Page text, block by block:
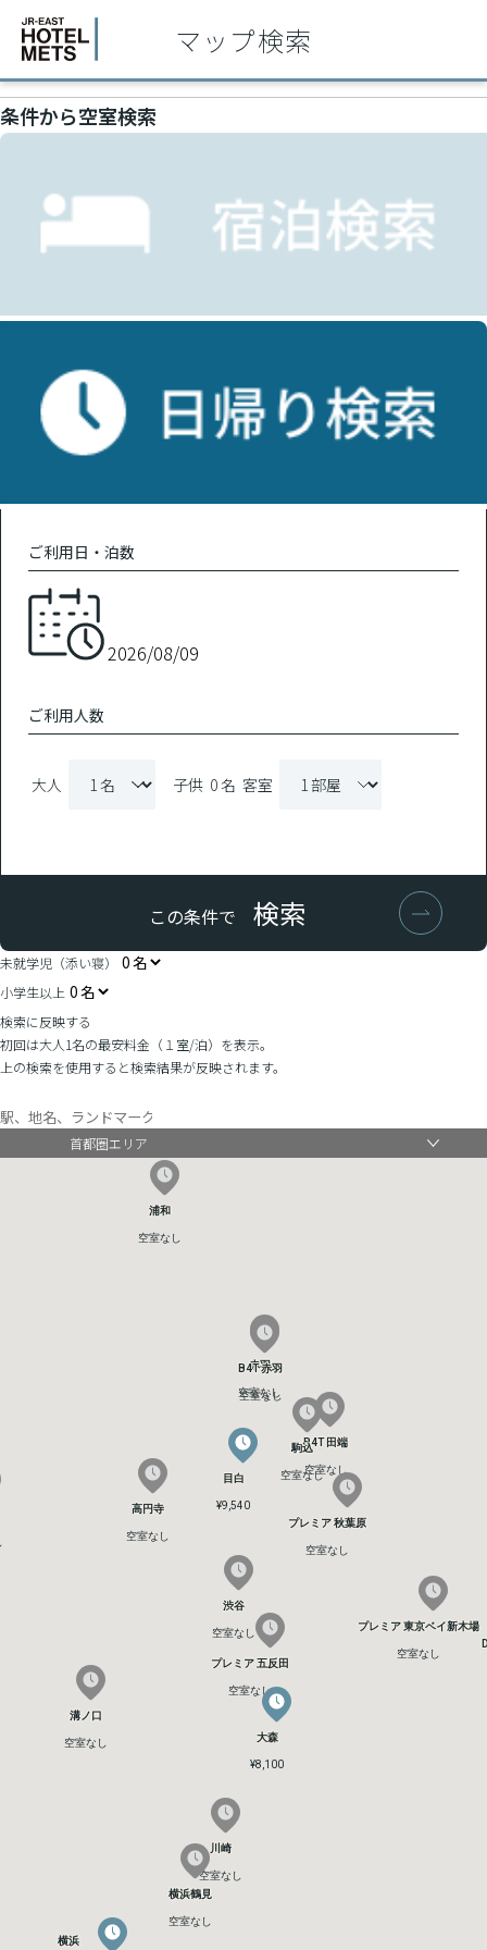
マップ検索
条件から空室検索
ご利用日・泊数
ご利用人数
大人 子供 0 名 客室
この条件で 検索
未就学児（添い寝）
小学生以上
検索に反映する
初回は大人1名の最安料金（１室/泊）を表示。
上の検索を使用すると検索結果が反映されます。
首都圏エリア
渋谷
空室なし
目白
¥9,540
駒込
空室なし
プレミア 秋葉原
空室なし
プレミア 五反田
空室なし
高円寺
空室なし
プレミア 東京ベイ新木場
空室なし
赤羽
空室なし
大森
¥8,100
川崎
空室なし
横浜鶴見
空室なし
横浜
溝ノ口
空室なし
浦和
空室なし
B4T 赤羽
空室なし
B4T 田端
空室なし
渋谷
空室なし
目白
¥9,540
駒込
空室なし
プレミア 秋葉原
空室なし
プレミア 五反田
空室なし
高円寺
空室なし
プレミア 東京ベイ新木場
空室なし
赤羽
空室なし
大森
¥8,100
川崎
空室なし
横浜鶴見
空室なし
横浜
溝ノ口
空室なし
浦和
空室なし
B4T 赤羽
空室なし
B4T 田端
空室なし